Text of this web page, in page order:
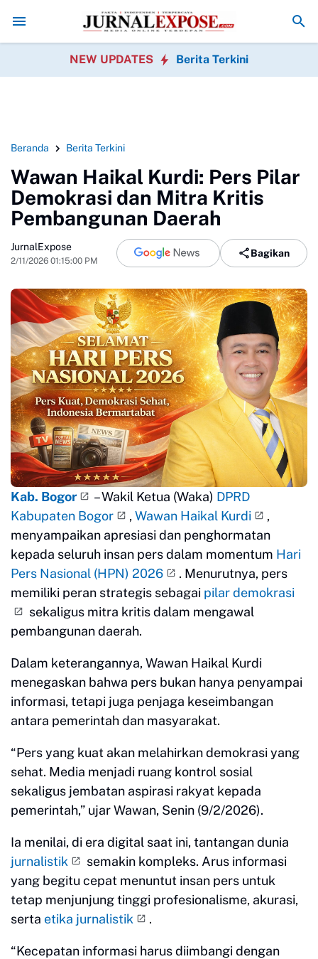
MBG Ada Gorengan, Wali Murid SDN Pasirwalang Kecewa
NEW UPDATES Berita Terkini
Beranda Berita Terkini
Wawan Haikal Kurdi: Pers Pilar
Demokrasi dan Mitra Kritis
Pembangunan Daerah
JurnalExpose
2/11/2026 01:15:00 PM
Bagikan
Kab. Bogor – Wakil Ketua (Waka) DPRD
Kabupaten Bogor
, Wawan Haikal Kurdi
,
menyampaikan apresiasi dan penghormatan
kepada seluruh insan pers dalam momentum Hari
Pers Nasional (HPN) 2026
. Menurutnya, pers
memiliki peran strategis sebagai pilar demokrasi
sekaligus mitra kritis dalam mengawal
pembangunan daerah.
Dalam keterangannya, Wawan Haikal Kurdi
menegaskan bahwa pers bukan hanya penyampai
informasi, tetapi juga penjaga keseimbangan
antara pemerintah dan masyarakat.
“Pers yang kuat akan melahirkan demokrasi yang
sehat. Media menjadi ruang kontrol sosial
sekaligus jembatan aspirasi rakyat kepada
pemerintah,” ujar Wawan, Senin (9/2/2026).
Ia menilai, di era digital saat ini, tantangan dunia
jurnalistik
semakin kompleks. Arus informasi
yang begitu cepat menuntut insan pers untuk
tetap menjunjung tinggi profesionalisme, akurasi,
serta etika jurnalistik .
“Kecepatan informasi harus diimbangi dengan